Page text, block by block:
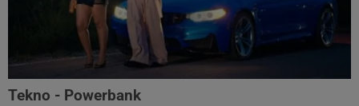
Tekno - Powerbank